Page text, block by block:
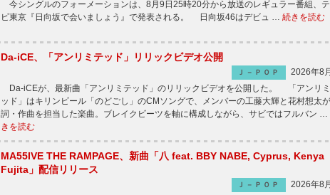
今シングルのフォーメーションは、8月9日25時20分から放送のレギュラー番組、
ビ東京『日向坂で会いましょう』で発表される。 日向坂46はデビュ … 続きを読む
Da-iCE、「アンリミテッド」リリックビデオ公開
Ｊ－ＰＯＰ
2026年8
Da-iCEが、最新曲「アンリミテッド」のリリックビデオを公開した。 「アンリ
ッド」はキリンビール「のどごし」のCMソングで、メンバーの工藤大輝と花村想太
詞・作曲を担当した楽曲。ブレイクビーツを軸に構成しながら、サビではフルバン …
きを読む
MA55IVE THE RAMPAGE、新曲「八 feat. BBY NABE, Cyprus, Kenya
Fujita」配信リリース
Ｊ－ＰＯＰ
2026年8